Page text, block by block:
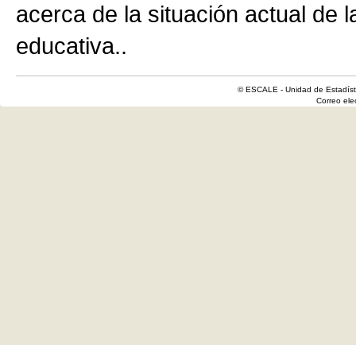
acerca de la situación actual de
educativa..
© ESCALE - Unidad de
Correo